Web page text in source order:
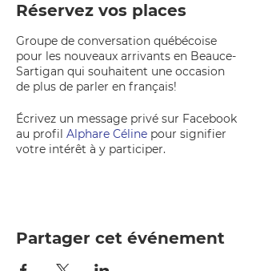
Réservez vos places
Groupe de conversation québécoise
pour les nouveaux arrivants en Beauce-
Sartigan qui souhaitent une occasion
de plus de parler en français!
Écrivez un message privé sur Facebook
au profil Alphare Céline pour signifier
votre intérêt à y participer.
Partager cet événement